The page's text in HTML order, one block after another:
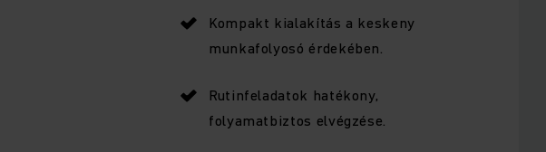
Kompakt kialakítás a keskeny
munkafolyosó érdekében.
Rutinfeladatok hatékony,
folyamatbiztos elvégzése.